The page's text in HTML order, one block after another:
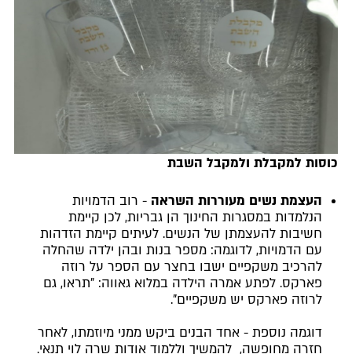
כוסות למקבלת ולמקבל השבת
העצמת נשים מעוררות השראה - רוב הדמויות
הנלמדות במסגרות החינוך הן גבריות, לכן קיימת
חשיבות להעצמתן של הנשים. לעיתים קיימת הזדהות
עם הדמויות, לדוגמה: מספר בנות ובהן ילדה שהחלה
להרכיב משקפיים ישבו בחצר עם הספר על רוזה
פארקס. לפתע אמרה הילדה במלוא גאווה: "תראו, גם
לרוזה פארקס יש משקפיים".
דוגמה נוספת - אחד הבנים ביקש ממני מיוזמתו, לאחר
חזרה מחופשה, להמשיך וללמוד אודות שרה לוי תנאי.